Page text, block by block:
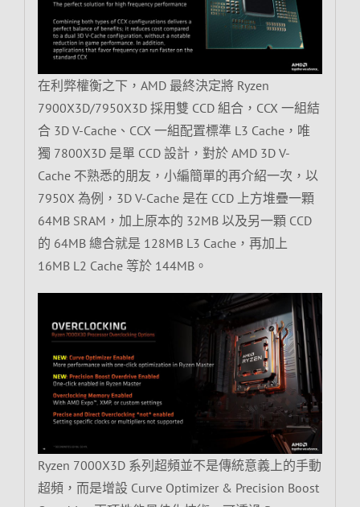
在利弊權衡之下，AMD 最終決定將 Ryzen
7900X3D/7950X3D 採用雙 CCD 組合，CCX 一組結
合 3D V-Cache、CCX 一組配置標準 L3 Cache，唯
獨 7800X3D 是單 CCD 設計，對於 AMD 3D V-
Cache 不熟悉的朋友，小編簡單的再介紹一次，以
7950X 為例，3D V-Cache 是在 CCD 上方堆疊一顆
64MB SRAM，加上原本的 32MB 以及另一顆 CCD
的 64MB 總合就是 128MB L3 Cache，再加上
16MB L2 Cache 等於 144MB。
Ryzen 7000X3D 系列超頻並不是傳統意義上的手動
超頻，而是增設 Curve Optimizer & Precision Boost